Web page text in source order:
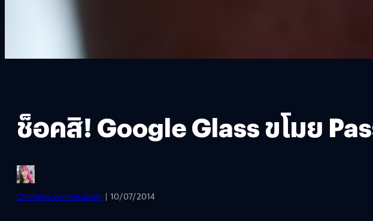
ช็อคสิ! Google Glass ขโมย
Chanasta Amalasathen | 10/07/2014